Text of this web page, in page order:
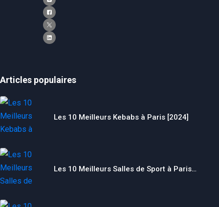
Articles populaires
Les 10 Meilleurs Kebabs à Paris [2024]
Les 10 Meilleurs Salles de Sport à Paris…